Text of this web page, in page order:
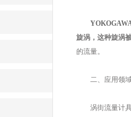
旋涡，这种旋涡
的流量。
二、应用领
涡街流量计具